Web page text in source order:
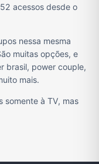
acessos desde o
nessa mesma
muitas opções, e
brasil, power couple,
mais.
somente à TV, mas